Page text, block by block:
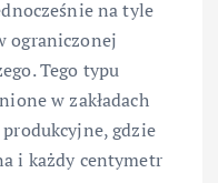
na tyle
ograniczonej
Tego typu
w zakładach
gdzie
i każdy centymetr